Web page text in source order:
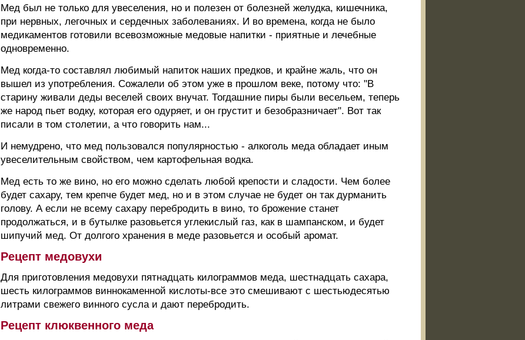
Мед был не только для увеселения, но и полезен от болезней желудка, кишечника,
при нервных, легочных и сердечных заболеваниях. И во времена, когда не было
медикаментов готовили всевозможные медовые напитки - приятные и лечебные
одновременно.
Мед когда-то составлял любимый напиток наших предков, и крайне жаль, что он
вышел из употребления. Сожалели об этом уже в прошлом веке, потому что: "В
старину живали деды веселей своих внучат. Тогдашние пиры были весельем, теперь
же народ пьет водку, которая его одуряет, и он грустит и безобразничает". Вот так
писали в том столетии, а что говорить нам...
И немудрено, что мед пользовался популярностью - алкоголь меда обладает иным
увеселительным свойством, чем картофельная водка.
Мед есть то же вино, но его можно сделать любой крепости и сладости. Чем более
будет сахару, тем крепче будет мед, но и в этом случае не будет он так дурманить
голову. А если не всему сахару перебродить в вино, то брожение станет
продолжаться, и в бутылке разовьется углекислый газ, как в шампанском, и будет
шипучий мед. От долгого хранения в меде разовьется и особый аромат.
Рецепт медовухи
Для приготовления медовухи пятнадцать килограммов меда, шестнадцать сахара,
шесть килограммов виннокаменной кислоты-все это смешивают с шестьюдесятью
литрами свежего винного сусла и дают перебродить.
Рецепт клюквенного меда